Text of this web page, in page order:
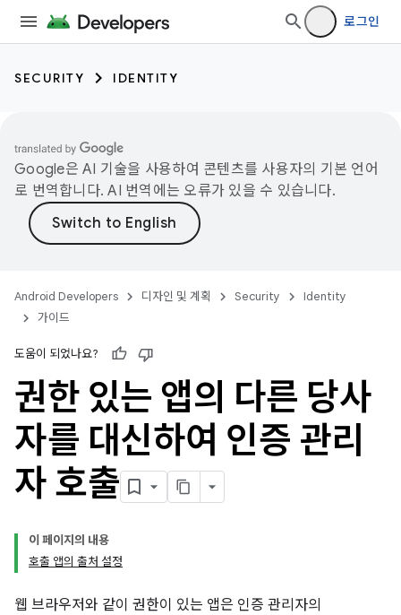
로그인
SECURITY IDENTITY
Google은 AI 기술을 사용하여 콘텐츠를 사용자의 기본 언어
로 번역합니다. AI 번역에는 오류가 있을 수 있습니다.
Android Developers 디자인 및 계획 Security
Identity
가이드
도움이 되었나요?
권한 있는 앱의 다른 당사
자를 대신하여 인증 관리
자 호출
이 페이지의 내용
호출 앱의 출처 설정
웹 브라우저와 같이 권한이 있는 앱은 인증 관리자의